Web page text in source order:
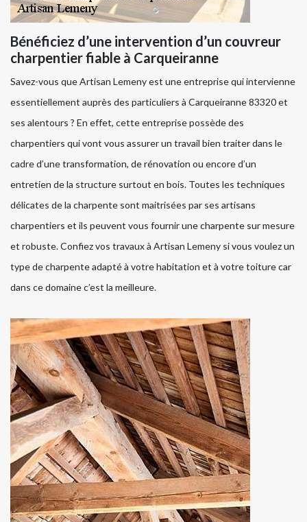
Bénéficiez d’une intervention d’un couvreur
charpentier fiable à Carqueiranne
Savez-vous que Artisan Lemeny est une entreprise qui intervienne
essentiellement auprès des particuliers à Carqueiranne 83320 et
ses alentours ? En effet, cette entreprise possède des
charpentiers qui vont vous assurer un travail bien traiter dans le
cadre d’une transformation, de rénovation ou encore d’un
entretien de la structure surtout en bois. Toutes les techniques
délicates de la charpente sont maitrisées par ses artisans
charpentiers et ils peuvent vous fournir une charpente sur mesure
et robuste. Confiez vos travaux à Artisan Lemeny si vous voulez un
type de charpente adapté à votre habitation et à votre toiture car
dans ce domaine c’est la meilleure.